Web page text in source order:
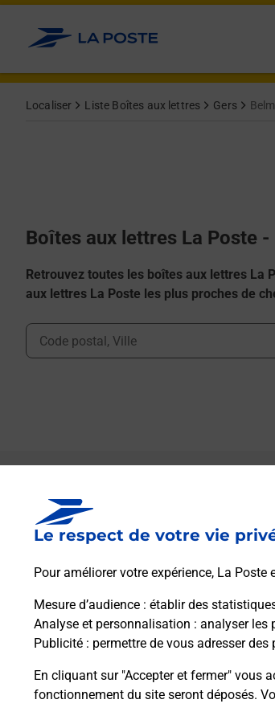
Le respect de votre vie
Pour améliorer votre expérience, La Poste
Mesure d’audience : établir des
Analyse et personnalisation : analyser les
Publicité : permettre de vous adresser
En cliquant sur "Accepter et fermer" vous
fonctionnement du site seront déposés.
Allez au contenu
Localiser Liste Boîtes aux lettres Gers
Boîtes aux lettres La Poste
Retrouvez toutes les boîtes aux lettres La
aux lettres La Poste les plus proches de
Ville, Département, Code Postal
Boîte aux lettres La
Prochaine collecte du courrier
Le Village
Itinéraire